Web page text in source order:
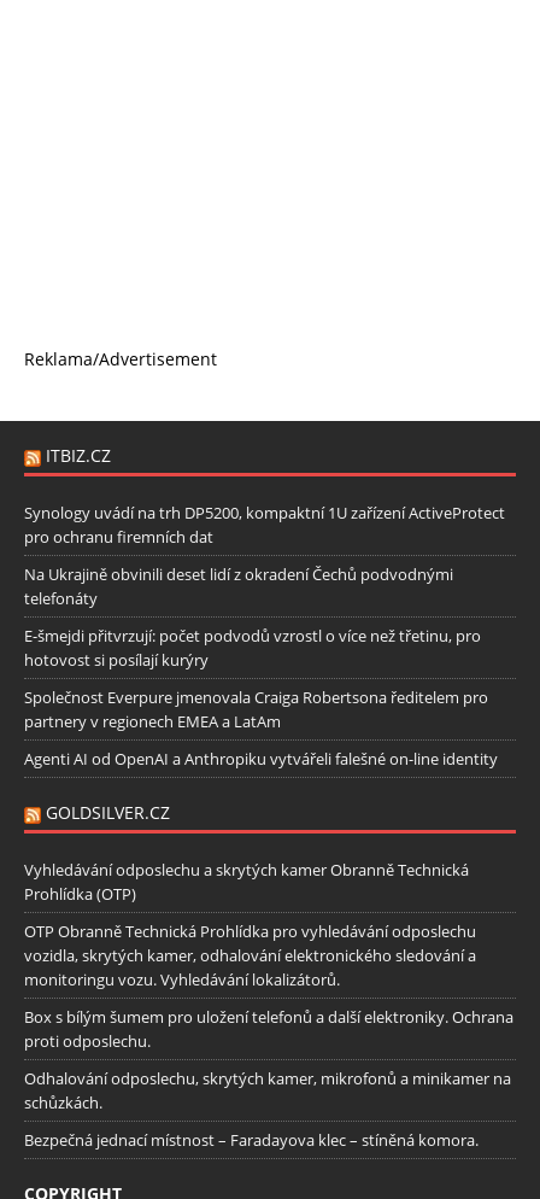
Reklama/Advertisement
ITBIZ.CZ
Synology uvádí na trh DP5200, kompaktní 1U zařízení ActiveProtect
pro ochranu firemních dat
Na Ukrajině obvinili deset lidí z okradení Čechů podvodnými
telefonáty
E-šmejdi přitvrzují: počet podvodů vzrostl o více než třetinu, pro
hotovost si posílají kurýry
Společnost Everpure jmenovala Craiga Robertsona ředitelem pro
partnery v regionech EMEA a LatAm
Agenti AI od OpenAI a Anthropiku vytvářeli falešné on-line identity
GOLDSILVER.CZ
Vyhledávání odposlechu a skrytých kamer Obranně Technická
Prohlídka (OTP)
OTP Obranně Technická Prohlídka pro vyhledávání odposlechu
vozidla, skrytých kamer, odhalování elektronického sledování a
monitoringu vozu. Vyhledávání lokalizátorů.
Box s bílým šumem pro uložení telefonů a další elektroniky. Ochrana
proti odposlechu.
Odhalování odposlechu, skrytých kamer, mikrofonů a minikamer na
schůzkách.
Bezpečná jednací místnost – Faradayova klec – stíněná komora.
COPYRIGHT